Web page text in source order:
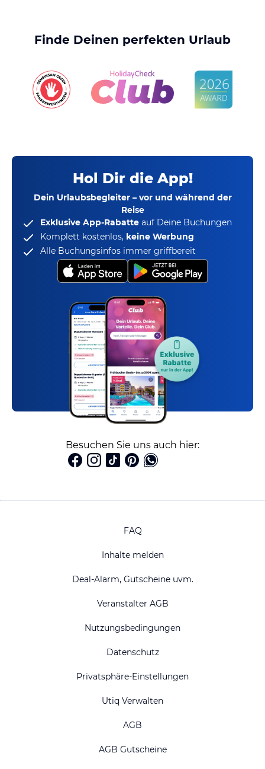
Finde Deinen perfekten Urlaub
Hol Dir die App!
Dein Urlaubsbegleiter – vor und während der
Reise
Exklusive App-Rabatte auf Deine Buchungen
Komplett kostenlos, keine Werbung
Alle Buchungsinfos immer griffbereit
Besuchen Sie uns auch hier:
FAQ
Inhalte melden
Deal-Alarm, Gutscheine uvm.
Veranstalter AGB
Nutzungsbedingungen
Datenschutz
Privatsphäre-Einstellungen
Utiq Verwalten
AGB
AGB Gutscheine